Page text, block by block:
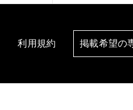
利用規約 掲載希望の